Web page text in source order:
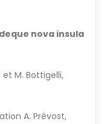
nova insula
M. Bottigelli,
A. Prévost,